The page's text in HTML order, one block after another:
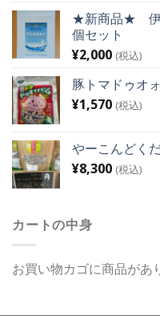
★新商品★ 伊
個セット
¥2,000 (税込)
豚トマドゥオ
¥1,570 (税込)
やーこんどく
¥8,300 (税込)
カートの中身
お買い物カゴに商品があ